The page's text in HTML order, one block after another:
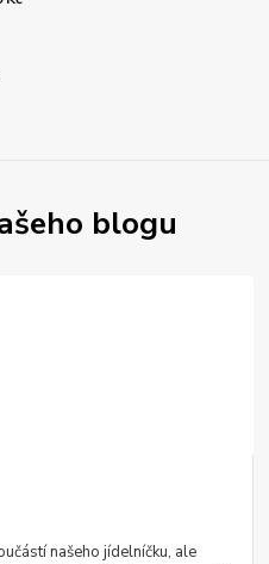
blogu
našeho jídelníčku, ale